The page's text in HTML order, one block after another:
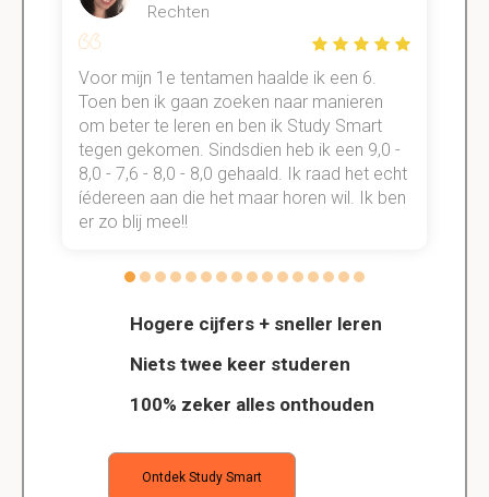
Hogere cijfers + sneller leren
Niets twee keer studeren
100% zeker alles onthouden
Ontdek Study Smart
Rechten
Voor mijn 1e tentamen haalde ik een 6.
Toen ben ik gaan zoeken naar manieren
om beter te leren en ben ik Study Smart
tegen gekomen. Sindsdien heb ik een 9,0 -
8,0 - 7,6 - 8,0 - 8,0 gehaald. Ik raad het echt
íédereen aan die het maar horen wil. Ik ben
er zo blij mee!!